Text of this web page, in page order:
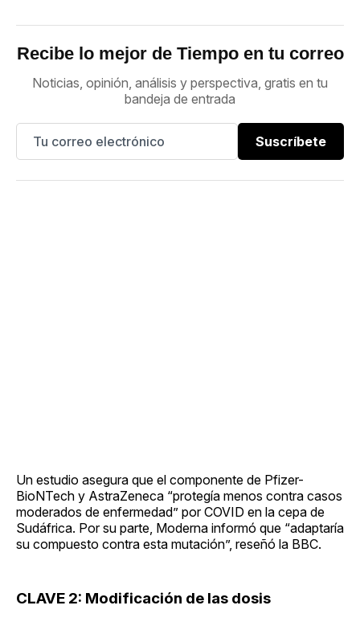
Recibe lo mejor de Tiempo en tu correo
Noticias, opinión, análisis y perspectiva, gratis en tu
bandeja de entrada
Suscríbete
Un estudio asegura que el componente de Pfizer-
BioNTech y AstraZeneca “protegía menos contra casos
moderados de enfermedad” por COVID en la cepa de
Sudáfrica. Por su parte, Moderna informó que “adaptaría
su compuesto contra esta mutación”, reseñó la BBC.
CLAVE 2: Modificación de las dosis